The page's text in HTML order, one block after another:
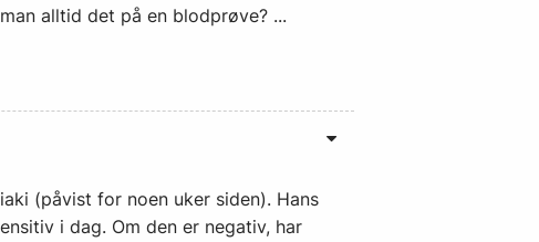
alltid det på en blodprøve? ...
(påvist for noen uker siden). Hans
i dag. Om den er negativ, har